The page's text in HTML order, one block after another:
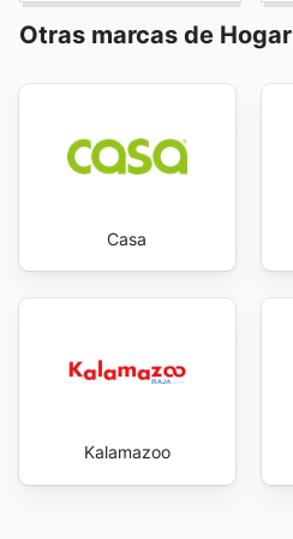
Otras marcas de Hogar
Casa
Kalamazoo